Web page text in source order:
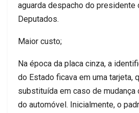
aguarda despacho do presidente
Deputados.
Maior custo;
Na época da placa cinza, a
do Estado ficava em uma tarjeta,
substituída em caso de
do automóvel. Inicialmente, o